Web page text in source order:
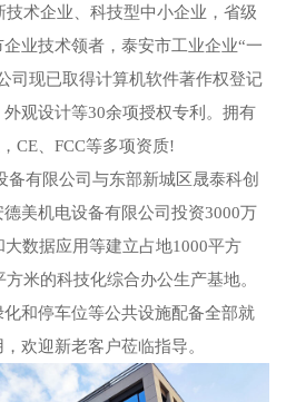
术企业、科技型中小企业，省级
业技术领者，泰安市工业企业“一
司现已取得计算机软件著作权登记
观设计等30余项授权专利。拥有
CE、FCC等多项资质!
有限公司与东部新城区晟泰科创
美机电设备有限公司投资3000万
数据应用等建立占地1000平方
米的科技化综合办公生产基地。
和停车位等公共设施配备全部就
欢迎新老客户莅临指导。